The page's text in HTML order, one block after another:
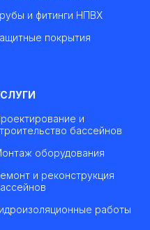
и фитинги НПВХ
покрытия
и
бассейнов
оборудования
и реконструкция
работы